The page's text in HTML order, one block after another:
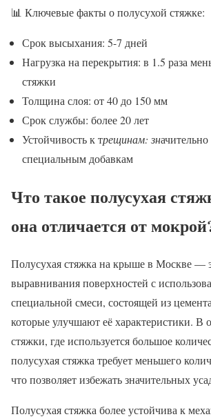
📊 Ключевые факты о полусухой стяжке:
Срок высыхания: 5-7 дней
Нагрузка на перекрытия: в 1.5 раза
стяжки
Толщина слоя: от 40 до 150 мм
Срок службы: более 20 лет
Устойчивость к трещинам: зн
специальным добавкам
Что такое полусухая
она отличается от
Полусухая стяжка на крыше в Москве —
выравнивания поверхностей с
специальной смеси, состоящей из
которые улучшают её характеристики. В
стяжки, где используется большое
полусухая стяжка требует меньшего
что позволяет избежать значительных
Полусухая стяжка более устойчива к